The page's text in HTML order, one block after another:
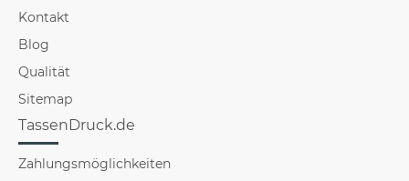
Kontakt
Blog
Qualität
Sitemap
TassenDruck.de
Zahlungsmöglichkeiten